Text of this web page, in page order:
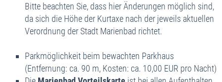
Bitte beachten Sie, dass hier Änderungen möglich sind,
da sich die Höhe der Kurtaxe nach der jeweils aktuellen
Verordnung der Stadt Marienbad richtet.
Parkmöglichkeit beim bewachten Parkhaus
(Entfernung: ca. 90 m, Kosten: ca. 10,00 EUR pro Nacht)